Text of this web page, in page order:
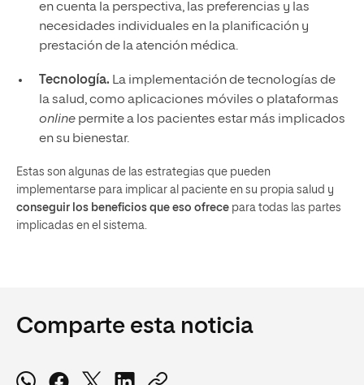
en cuenta la perspectiva, las preferencias y las
necesidades individuales en la planificación y
prestación de la atención médica.
Tecnología. La implementación de tecnologías de
la salud, como aplicaciones móviles o plataformas
onlinepermite a los pacientes estar más implicados
en su bienestar.
Estas son algunas de las estrategias que pueden
implementarse para implicar al paciente en su propia salud y
conseguir los beneficios que eso ofrece para todas las partes
implicadas en el sistema.
Comparte esta noticia